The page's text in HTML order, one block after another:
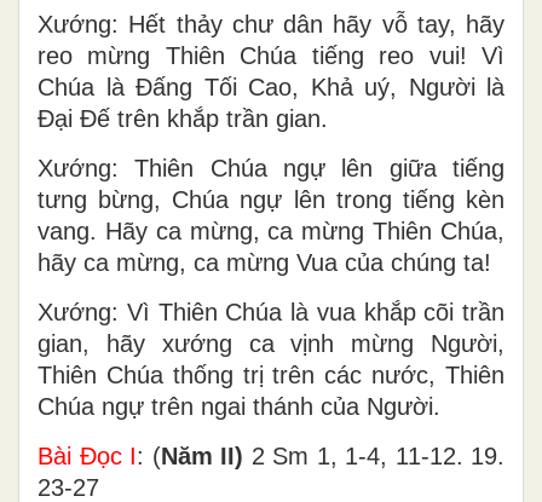
Xướng: Hết thảy chư dân hãy vỗ tay, hãy
reo mừng Thiên Chúa tiếng reo vui! Vì
Chúa là Ðấng Tối Cao, Khả uý, Người là
Ðại Ðế trên khắp trần gian.
Xướng: Thiên Chúa ngự lên giữa tiếng
tưng bừng, Chúa ngự lên trong tiếng kèn
vang. Hãy ca mừng, ca mừng Thiên Chúa,
hãy ca mừng, ca mừng Vua của chúng ta!
Xướng: Vì Thiên Chúa là vua khắp cõi trần
gian, hãy xướng ca vịnh mừng Người,
Thiên Chúa thống trị trên các nước, Thiên
Chúa ngự trên ngai thánh của Người.
Bài Ðọc I: (Năm II) 2 Sm 1, 1-4, 11-12. 19.
23-27